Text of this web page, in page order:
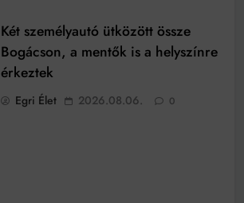
Két személyautó ütközött össze
Bogácson, a mentők is a helyszínre
érkeztek
Egri Élet 2026.08.06. 0